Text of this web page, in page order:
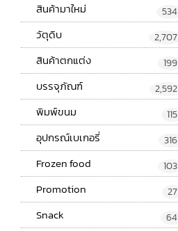
สินค้ามาใหม่ 534
วัตุดิบ 2,707
สินค้าตกแต่ง 199
บรรจุภัณฑ์ 2,592
พิมพ์ขนม 115
อุปกรณ์เบเกอรี่ 316
Frozen food 103
Promotion 27
Snack 64